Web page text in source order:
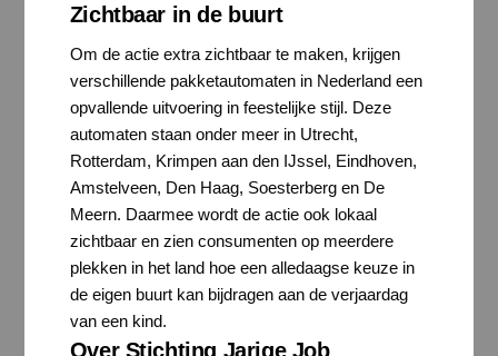
Zichtbaar in de buurt
Om de actie extra zichtbaar te maken, krijgen
verschillende pakketautomaten in Nederland een
opvallende uitvoering in feestelijke stijl. Deze
automaten staan onder meer in Utrecht,
Rotterdam, Krimpen aan den IJssel, Eindhoven,
Amstelveen, Den Haag, Soesterberg en De
Meern. Daarmee wordt de actie ook lokaal
zichtbaar en zien consumenten op meerdere
plekken in het land hoe een alledaagse keuze in
de eigen buurt kan bijdragen aan de verjaardag
van een kind.
Over Stichting Jarige Job